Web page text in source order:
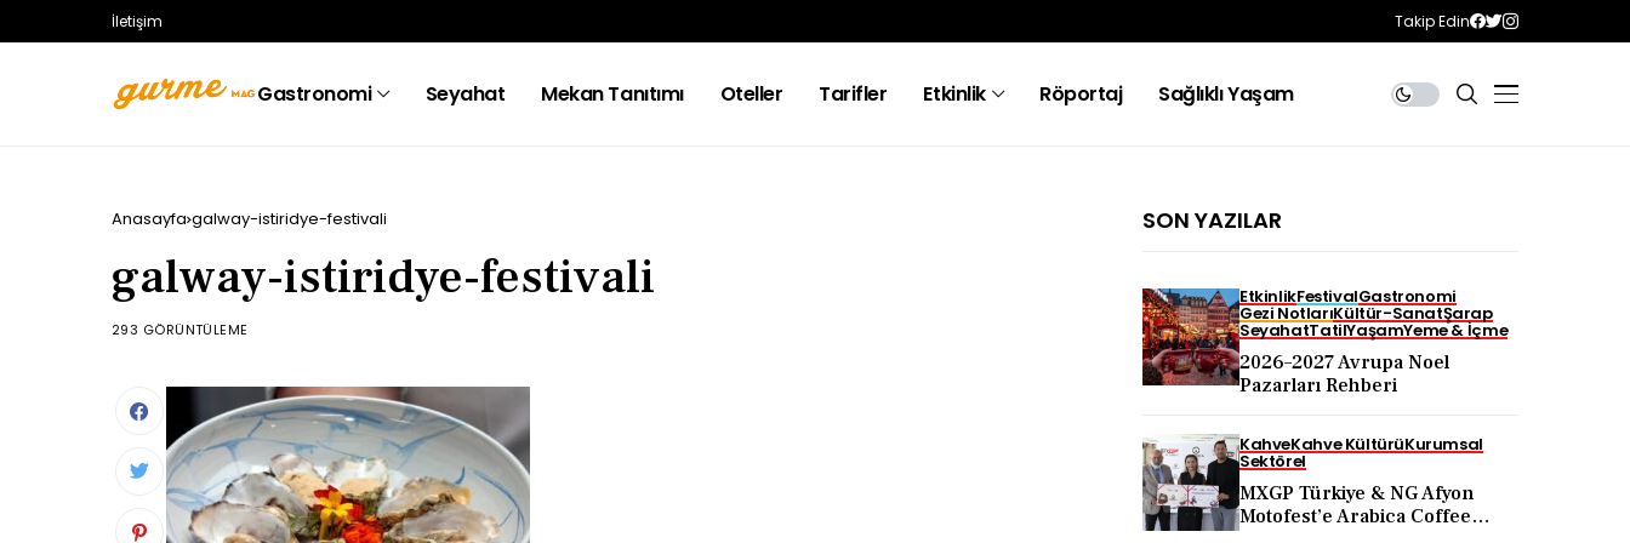
İletişim Takip Edin
Gastronomi Seyahat Mekan Tanıtımı Oteller Tarifler Etkinlik Röportaj Sağlıklı Yaşam
Anasayfa galway-istiridye-festivali
galway-istiridye-festivali
293 GÖRÜNTÜLEME
SON YAZILAR
EtkinlikFestivalGastronomi
Gezi NotlarıKültür-SanatŞarap
SeyahatTatilYaşamYeme & İçme
2026–2027 Avrupa Noel
Pazarları Rehberi
KahveKahve KültürüKurumsal
Sektörel
MXGP Türkiye & NG Afyon
Motofest’e Arabica Coffee